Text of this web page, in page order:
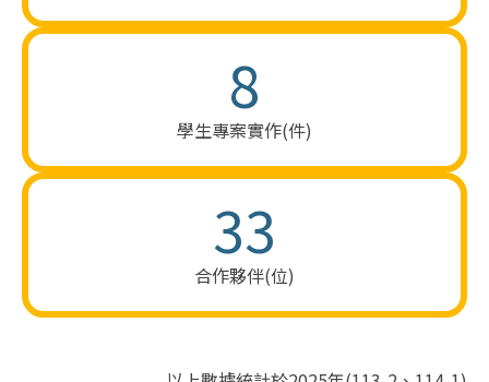
8
學生專案​實作(件)
33
合作​夥伴(​位)